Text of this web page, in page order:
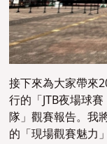
接下來為大家帶來
行的「JTB夜場球
隊」觀賽報告。我
的「現場觀賽魅力